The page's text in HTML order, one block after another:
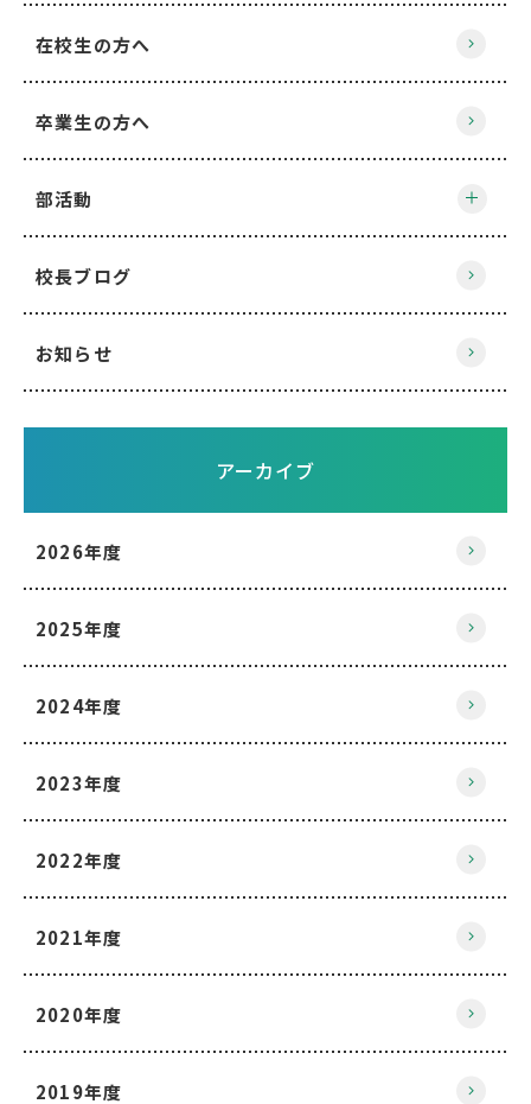
在校生の方へ
卒業生の方へ
部活動
校長ブログ
お知らせ
アーカイブ
2026年度
2025年度
2024年度
2023年度
2022年度
2021年度
2020年度
2019年度